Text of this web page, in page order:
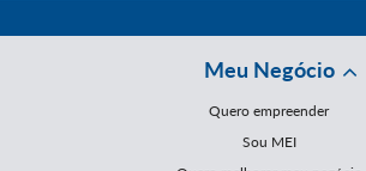
Meu Negócio
Quero empreender
Sou MEI